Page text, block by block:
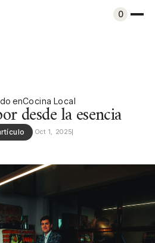
0
enCocina Local
desde la esencia
Oct 1, 2025